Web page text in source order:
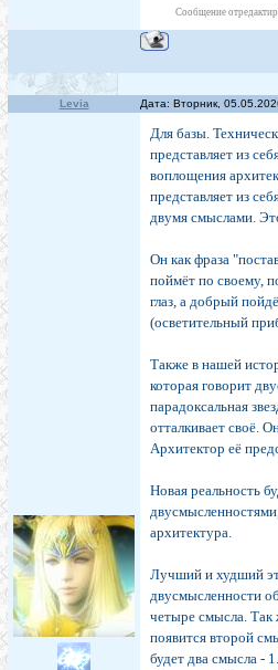
Сообщение
Levia Дата: Вторник,
Для базы.
представляет из
воплощения
представляет из
двумя смыслами.
Он как фраза
поймёт по своему,
глаз, а добрый
(осветительный
Также в нашей
которая говорит
парадоксальная
отталкивает своё.
Архитектор её
Новая реальность
архитектура.
Лучший и худший
двусмысленности
четыре смысла. Так
появится второй
будет два смысла -